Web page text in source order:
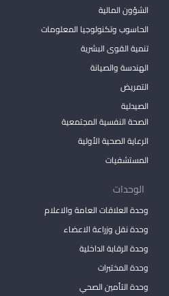
الشؤون المالية
الحاسوب وتكنولوجيا المعلومات
تنمية القوى البشرية
الهندسة والصيانة
التمريض
الصيدلية
الصحة النفسية المجتمعية
الرعاية الصحية الأولية
المستشفيات
الوحدات
وحدة العلاقات العامة والاعلام
وحدة نقل وزراعة الاعضاء
وحدة الرقابة الداخلية
وحدة المختبرات
وحدة التأمين الصحي